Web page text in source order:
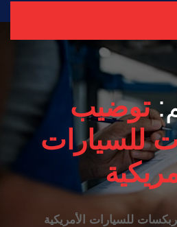
توضيب
للسيارات
للسيارات الأمريكية